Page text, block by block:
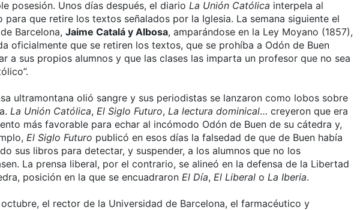
posesión. Unos días después, el diario La Unión Católica interpela al
para que retire los textos señalados por la Iglesia. La semana siguiente el
Barcelona, Jaime Catalá y Albosa, amparándose en la Ley Moyano (1857),
oficialmente que se retiren los textos, que se prohíba a Odón de Buen
a sus propios alumnos y que las clases las imparta un profesor que no sea
ultramontana olió sangre y sus periodistas se lanzaron como lobos sobre
La Unión Católica, El Siglo Futuro, La lectura dominical… creyeron que era
más favorable para echar al incómodo Odón de Buen de su cátedra y,
El Siglo Futuro publicó en esos días la falsedad de que de Buen había
sus libros para detectar, y suspender, a los alumnos que no los
La prensa liberal, por el contrario, se alineó en la defensa de la Libertad
posición en la que se encuadraron El Día, El Liberal o La Iberia.
el rector de la Universidad de Barcelona, el farmacéutico y